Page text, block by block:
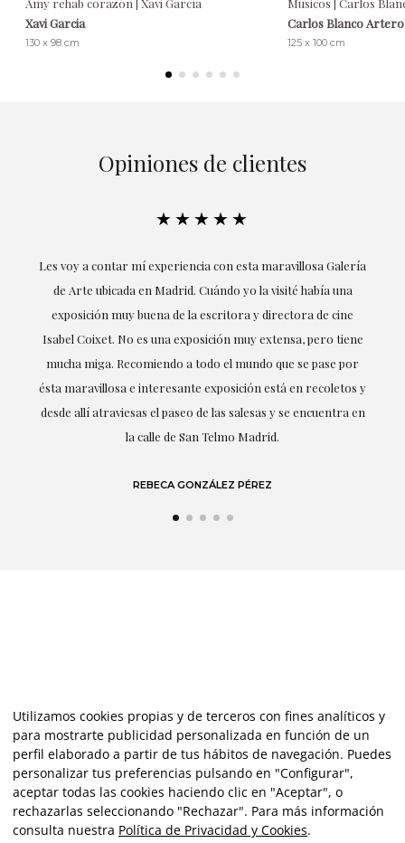
Xavi Garcia
130 x 98 cm
Carlos Blanco Artero
125 x 100 cm
Opiniones de clientes
★★★★★
Les voy a contar mí experiencia con esta maravillosa Galería
de Arte ubicada en Madrid. Cuándo yo la visité había una
exposición muy buena de la escritora y directora de cine
Isabel Coixet. No es una exposición muy extensa, pero tiene
mucha miga. Recomiendo a todo el mundo que se pase por
ésta maravillosa e interesante exposición está en recoletos y
desde allí atraviesas el paseo de las salesas y se encuentra en
la calle de San Telmo Madrid.
REBECA GONZÁLEZ PÉREZ
Utilizamos cookies propias y de terceros con fines analíticos y
para mostrarte publicidad personalizada en función de un
perfil elaborado a partir de tus hábitos de navegación. Puedes
personalizar tus preferencias pulsando en "Configurar",
aceptar todas las cookies haciendo clic en "Aceptar", o
rechazarlas seleccionando "Rechazar". Para más información
consulta nuestra Política de Privacidad y Cookies.